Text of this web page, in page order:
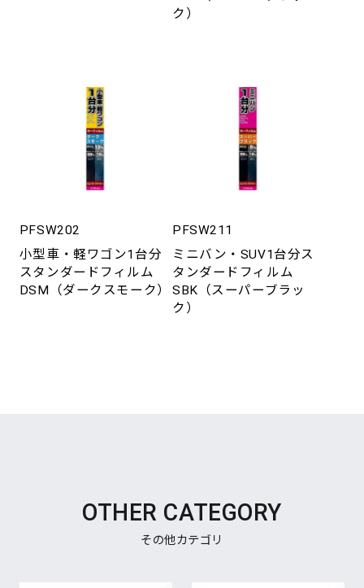
ク）
PFSW202
小型車・軽ワゴン1台分
スタンダードフィルム
DSM（ダークスモーク）
PFSW211
ミニバン・SUV1台分ス
タンダードフィルム
SBK（スーパーブラッ
ク）
OTHER CATEGORY
その他カテゴリ